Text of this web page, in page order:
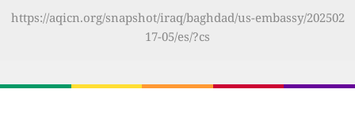
https://aqicn.org/snapshot/iraq/baghdad/us-embassy/202502
17-05/es/?cs